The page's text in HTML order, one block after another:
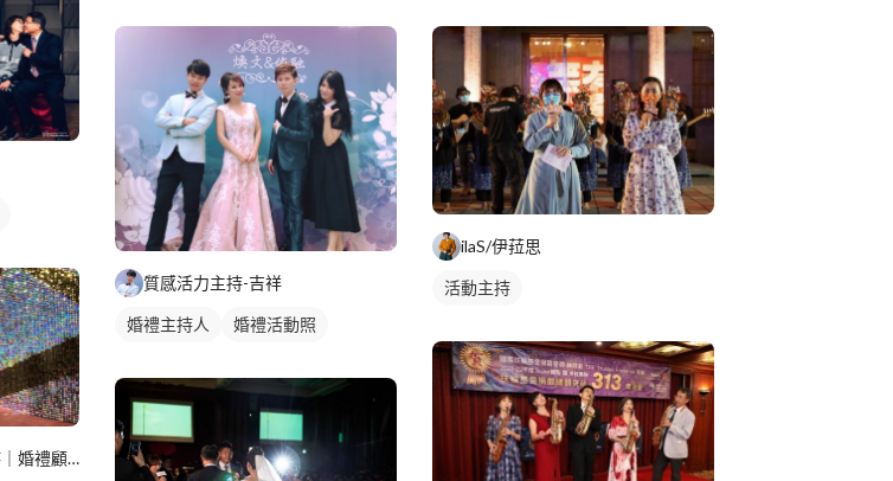
Tina|千千 婚禮企劃主持｜婚禮顧問｜春酒尾牙
質感活力主持-吉祥
婚禮主持人 婚禮活動照
ilaS/伊菈思
活動主持